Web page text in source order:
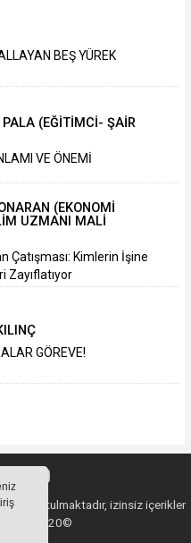
BEŞ YÜREK
PALA (EĞİTİMCİ- ŞAİR
VE ÖNEMİ
(EKONOMİ
UZMANI MALİ
Çatışması: Kimlerin İşine
Zayıflatıyor
GÖREVE!
saklı tutulmaktadır, izinsiz içerikler
2020©